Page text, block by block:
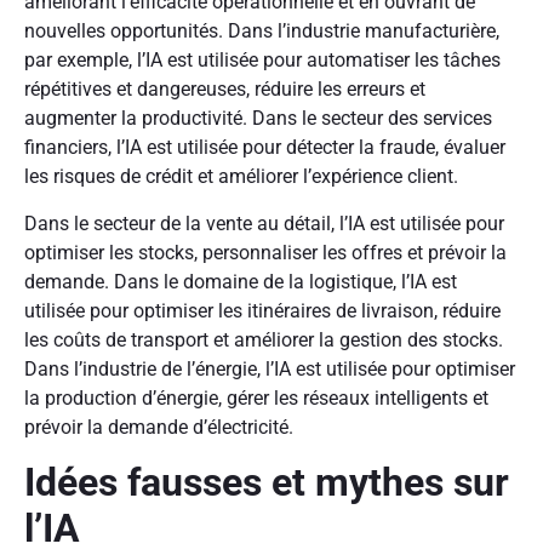
nouvelles opportunités. Dans l’industrie manufacturière,
par exemple, l’IA est utilisée pour automatiser les tâches
répétitives et dangereuses, réduire les erreurs et
augmenter la productivité. Dans le secteur des services
financiers, l’IA est utilisée pour détecter la fraude, évaluer
les risques de crédit et améliorer l’expérience client.
Dans le secteur de la vente au détail, l’IA est utilisée pour
optimiser les stocks, personnaliser les offres et prévoir la
demande. Dans le domaine de la logistique, l’IA est
utilisée pour optimiser les itinéraires de livraison, réduire
les coûts de transport et améliorer la gestion des stocks.
Dans l’industrie de l’énergie, l’IA est utilisée pour optimiser
la production d’énergie, gérer les réseaux intelligents et
prévoir la demande d’électricité.
Idées fausses et mythes sur
l’IA